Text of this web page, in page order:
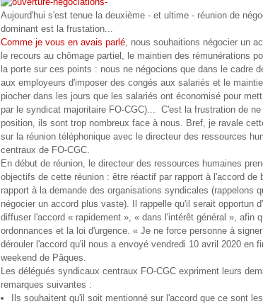
Aujourd'hui s'est tenue la deuxième - et ultime - réunion de
dominant est la frustation...
Comme je vous en avais parlé, nous souhaitions négocier un
le recours au chômage partiel, le maintien des rémunérations
la porte sur ces points : nous ne négocions que dans le cadre
aux employeurs d'imposer des congés aux salariés et le
piocher dans les jours que les salariés ont économisé pour
par le syndicat majoritaire FO-CGC)... C'est la frustration de
position, ils sont trop nombreux face à nous. Bref, je ravale
sur la réunion téléphonique avec le directeur des ressources
centraux de FO-CGC.
En début de réunion, le directeur des ressources humaines
objectifs de cette réunion : être réactif par rapport à l'accord de
rapport à la demande des organisations syndicales (rappelons
négocier un accord plus vaste). Il rappelle qu'il serait opportun
diffuser l'accord « rapidement », « dans l'intérêt général », afin
ordonnances et la loi d'urgence. « Je ne force personne à
dérouler l'accord qu'il nous a envoyé vendredi 10 avril 2020 en
weekend de Pâques.
Les délégués syndicaux centraux FO-CGC expriment leurs
remarques suivantes :
Ils souhaitent qu'il soit mentionné sur l'accord que ce sont